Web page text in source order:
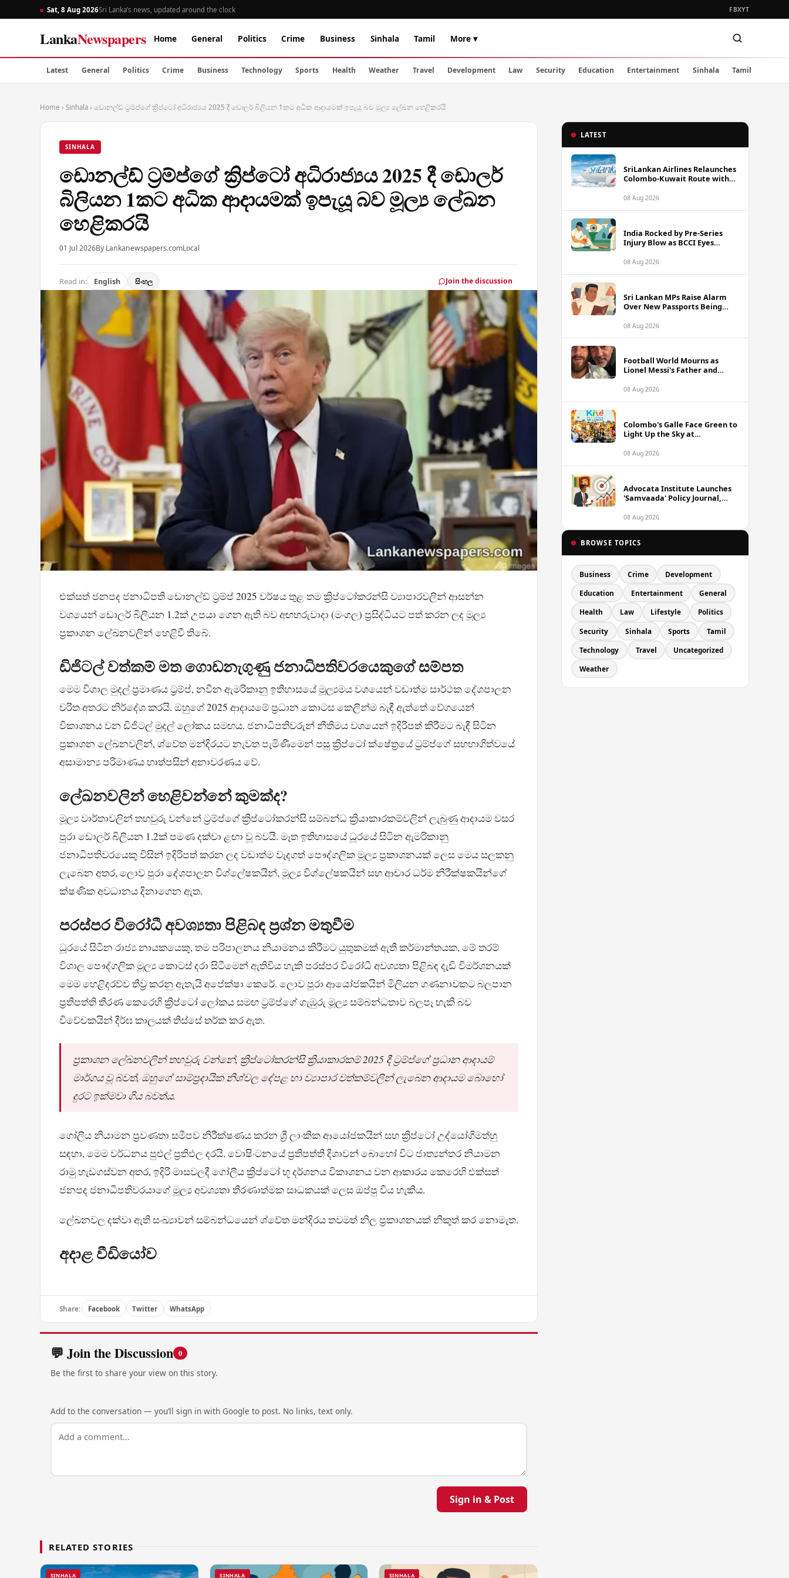
Sat, 8 Aug 2026Sri Lanka’s news, updated around the clock FBXYT
LankaNewspapers Home General Politics Crime Business Sinhala Tamil More ▾
Latest General Politics Crime Business Technology Sports Health Weather Travel Development Law Security Education Entertainment Sinhala Tamil
Home › Sinhala › ඩොනල්ඩ් ට්‍රම්ප්ගේ ක්‍රිප්ටෝ අධිරාජ්‍යය 2025 දී ඩොලර් බිලියන 1කට අධික ආදායමක් ඉපැයූ බව මූල්‍ය ලේඛන හෙළිකරයි
SINHALA
ඩොනල්ඩ් ට්‍රම්ප්ගේ ක්‍රිප්ටෝ අධිරාජ්‍යය 2025 දී ඩොලර්
බිලියන 1කට අධික ආදායමක් ඉපැයූ බව මූල්‍ය ලේඛන
හෙළිකරයි
01 Jul 2026By Lankanewspapers.comLocal
Read in: English සිංහල Join the discussion
එක්සත් ජනපද ජනාධිපති ඩොනල්ඩ් ට්‍රම්ප් 2025 වර්ෂය තුළ තම ක්‍රිප්ටෝකරන්සි ව්‍යාපාරවලින් ආසන්න
වශයෙන් ඩොලර් බිලියන 1.2ක් උපයා ගෙන ඇති බව අඟහරුවාදා (මංගල) ප්‍රසිද්ධියට පත් කරන ලද මූල්‍ය
ප්‍රකාශන ලේඛනවලින් හෙළිවී තිබේ.
ඩිජිටල් වත්කම් මත ගොඩනැගුණු ජනාධිපතිවරයෙකුගේ සම්පත
මෙම විශාල මුදල් ප්‍රමාණය ට්‍රම්ප්, නවීන ඇමරිකානු ඉතිහාසයේ මූල්‍යමය වශයෙන් වඩාත්ම සාර්ථක දේශපාලන
චරිත අතරට නිර්දේශ කරයි. ඔහුගේ 2025 ආදායමේ ප්‍රධාන කොටස කෙලින්ම බැඳී ඇත්තේ වේගයෙන්
විකාශනය වන ඩිජිටල් මුදල් ලෝකය සමඟය. ජනාධිපතිවරුන් නීතිමය වශයෙන් ඉදිරිපත් කිරීමට බැඳී සිටින
ප්‍රකාශන ලේඛනවලින්, ශ්වේත මන්දිරයට නැවත පැමිණීමෙන් පසු ක්‍රිප්ටෝ ක්ෂේත්‍රයේ ට්‍රම්ප්ගේ සහභාගිත්වයේ
අසාමාන්‍ය පරිමාණය හාත්පසින් අනාවරණය වේ.
ලේඛනවලින් හෙළිවන්නේ කුමක්ද?
මූල්‍ය වාර්තාවලින් තහවුරු වන්නේ ට්‍රම්ප්ගේ ක්‍රිප්ටෝකරන්සි සම්බන්ධ ක්‍රියාකාරකම්වලින් ලැබුණු ආදායම වසර
පුරා ඩොලර් බිලියන 1.2ක් පමණ දක්වා ළඟා වූ බවයි. මෑත ඉතිහාසයේ ධූරයේ සිටින ඇමරිකානු
ජනාධිපතිවරයෙකු විසින් ඉදිරිපත් කරන ලද වඩාත්ම වැදගත් පෞද්ගලික මූල්‍ය ප්‍රකාශනයක් ලෙස මෙය සලකනු
ලැබෙන අතර, ලොව පුරා දේශපාලන විශ්ලේෂකයින්, මූල්‍ය විශ්ලේෂකයින් සහ ආචාර ධර්ම නිරීක්ෂකයින්ගේ
ක්ෂණික අවධානය දිනාගෙන ඇත.
පරස්පර විරෝධී අවශ්‍යතා පිළිබඳ ප්‍රශ්න මතුවීම
ධූරයේ සිටින රාජ්‍ය නායකයෙකු, තම පරිපාලනය නියාමනය කිරීමට යුතුකමක් ඇති කර්මාන්තයක, මේ තරම්
විශාල පෞද්ගලික මූල්‍ය කොටස් දරා සිටීමෙන් ඇතිවිය හැකි පරස්පර විරෝධී අවශ්‍යතා පිළිබඳ දැඩි විමර්ශනයක්
මෙම හෙළිදරව්ව තීව්‍ර කරනු ඇතැයි අපේක්ෂා කෙරේ. ලොව පුරා ආයෝජකයින් මිලියන ගණනාවකට බලපාන
ප්‍රතිපත්ති තීරණ කෙරෙහි ක්‍රිප්ටෝ ලෝකය සමඟ ට්‍රම්ප්ගේ ගැඹුරු මූල්‍ය සම්බන්ධතාව බලපෑ හැකි බව
විවේචකයින් දීර්ඝ කාලයක් තිස්සේ තර්ක කර ඇත.
ප්‍රකාශන ලේඛනවලින් තහවුරු වන්නේ, ක්‍රිප්ටෝකරන්සි ක්‍රියාකාරකම් 2025 දී ට්‍රම්ප්ගේ ප්‍රධාන ආදායම්
මාර්ගය වූ බවත්, ඔහුගේ සාම්ප්‍රදායික නිශ්චල දේපළ හා ව්‍යාපාර වත්කම්වලින් ලැබෙන ආදායම බොහෝ
දුරට ඉක්මවා ගිය බවත්ය.
ගෝලීය නියාමන ප්‍රවණතා සමීපව නිරීක්ෂණය කරන ශ්‍රී ලාංකික ආයෝජකයින් සහ ක්‍රිප්ටෝ උද්යෝගිමත්හු
සඳහා, මෙම වර්ධනය පුළුල් ප්‍රතිඵල දරයි. වොෂිංටනයේ ප්‍රතිපත්ති දිශාවන් බොහෝ විට ජාත්‍යන්තර නියාමන
රාමු හැඩගස්වන අතර, ඉදිරි මාසවලදී ගෝලීය ක්‍රිප්ටෝ භූ දර්ශනය විකාශනය වන ආකාරය කෙරෙහි එක්සත්
ජනපද ජනාධිපතිවරයාගේ මූල්‍ය අවශ්‍යතා තීරණාත්මක සාධකයක් ලෙස ඔප්පු විය හැකිය.
ලේඛනවල දක්වා ඇති සංඛ්‍යාවන් සම්බන්ධයෙන් ශ්වේත මන්දිරය තවමත් නිල ප්‍රකාශනයක් නිකුත් කර නොමැත.
අදාළ වීඩියෝව
Share: Facebook Twitter WhatsApp
💬 Join the Discussion 0
Be the first to share your view on this story.
Add to the conversation — you’ll sign in with Google to post. No links, text only.
Sign in & Post
RELATED STORIES
SINHALA SINHALA SINHALA
LATEST
SriLankan Airlines Relaunches
Colombo-Kuwait Route with
08 Aug 2026
India Rocked by Pre-Series
Injury Blow as BCCI Eyes
Replacement Options Ahead
08 Aug 2026
Sri Lankan MPs Raise Alarm
Over New Passports Being
Quality Failures
08 Aug 2026
Football World Mourns as
Lionel Messi's Father and
Dies at 68
08 Aug 2026
Colombo's Galle Face Green to
Light Up the Sky at
2026
08 Aug 2026
Advocata Institute Launches
'Samvaada' Policy Journal,
Inflation Targeting
08 Aug 2026
BROWSE TOPICS
Business Crime Development
Education Entertainment General
Health Law Lifestyle Politics
Security Sinhala Sports Tamil
Technology Travel Uncategorized
Weather